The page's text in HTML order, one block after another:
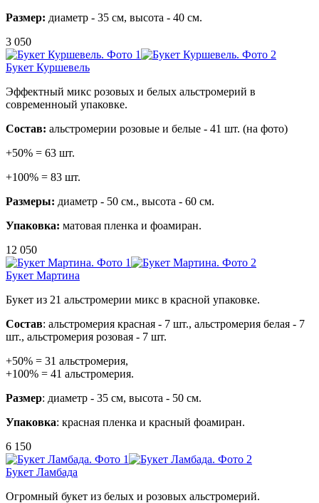
Размер: диаметр - 35 см, высота - 40 см.
3 050
Букет Куршевель
Эффектный микс розовых и белых альстромерий в
современноый упаковке.
Состав: альстромерии розовые и белые - 41 шт. (на фото)
+50% = 63 шт.
+100% = 83 шт.
Размеры: диаметр - 50 см., высота - 60 см.
Упаковка: матовая пленка и фоамиран.
12 050
Букет Мартина
Букет из 21 альстромерии микс в красной упаковке.
Состав: альстромерия красная - 7 шт., альстромерия белая - 7
шт., альстромерия розовая - 7 шт.
+50% = 31 альстромерия,
+100% = 41 альстромерия.
Размер: диаметр - 35 см, высота - 50 см.
Упаковка: красная пленка и красный фоамиран.
6 150
Букет Ламбада
Огромный букет из белых и розовых альстромерий.